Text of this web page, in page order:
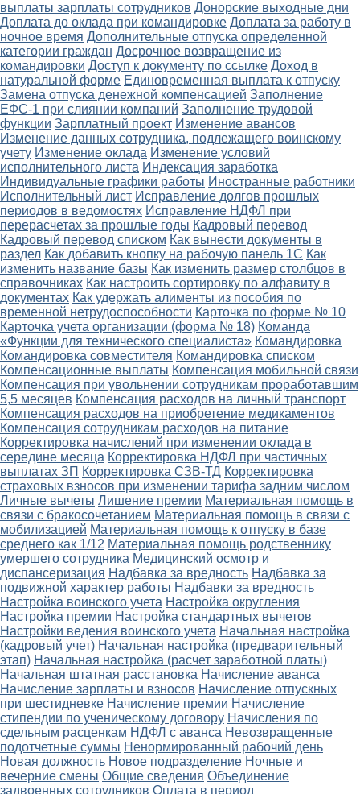
выплаты зарплаты сотрудников Донорские выходные дни
Доплата до оклада при командировке Доплата за работу в
ночное время Дополнительные отпуска определенной
категории граждан Досрочное возвращение из
командировки Доступ к документу по ссылке Доход в
натуральной форме Единовременная выплата к отпуску
Замена отпуска денежной компенсацией Заполнение
ЕФС-1 при слиянии компаний Заполнение трудовой
функции Зарплатный проект Изменение авансов
Изменение данных сотрудника, подлежащего воинскому
учету Изменение оклада Изменение условий
исполнительного листа Индексация заработка
Индивидуальные графики работы Иностранные работники
Исполнительный лист Исправление долгов прошлых
периодов в ведомостях Исправление НДФЛ при
перерасчетах за прошлые годы Кадровый перевод
Кадровый перевод списком Как вынести документы в
раздел Как добавить кнопку на рабочую панель 1С Как
изменить название базы Как изменить размер столбцов в
справочниках Как настроить сортировку по алфавиту в
документах Как удержать алименты из пособия по
временной нетрудоспособности Карточка по форме № 10
Карточка учета организации (форма № 18) Команда
«Функции для технического специалиста» Командировка
Командировка совместителя Командировка списком
Компенсационные выплаты Компенсация мобильной связи
Компенсация при увольнении сотрудникам проработавшим
5,5 месяцев Компенсация расходов на личный транспорт
Компенсация расходов на приобретение медикаментов
Компенсация сотрудникам расходов на питание
Корректировка начислений при изменении оклада в
середине месяца Корректировка НДФЛ при частичных
выплатах ЗП Корректировка СЗВ-ТД Корректировка
страховых взносов при изменении тарифа задним числом
Личные вычеты Лишение премии Материальная помощь в
связи с бракосочетанием Материальная помощь в связи с
мобилизацией Материальная помощь к отпуску в базе
среднего как 1/12 Материальная помощь родственнику
умершего сотрудника Медицинский осмотр и
диспансеризация Надбавка за вредность Надбавка за
подвижной характер работы Надбавки за вредность
Настройка воинского учета Настройка округления
Настройка премии Настройка стандартных вычетов
Настройки ведения воинского учета Начальная настройка
(кадровый учет) Начальная настройка (предварительный
этап) Начальная настройка (расчет заработной платы)
Начальная штатная расстановка Начисление аванса
Начисление зарплаты и взносов Начисление отпускных
при шестидневке Начисление премии Начисление
стипендии по ученическому договору Начисления по
сдельным расценкам НДФЛ с аванса Невозвращенные
подотчетные суммы Ненормированный рабочий день
Новая должность Новое подразделение Ночные и
вечерние смены Общие сведения Объединение
задвоенных сотрудников Оплата в период